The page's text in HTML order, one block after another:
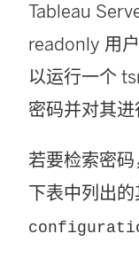
Tableau
readonly 用
以运行一个
密码并对其进
若要检索密
下表中列出